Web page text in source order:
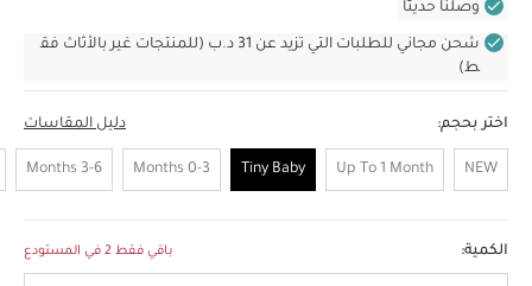
وصلنا حديثًا
شحن مجاني للطلبات التي تزيد عن 31 د.ب (للمنتجات غير بالأثاث فق
ط)
اختر بحجم: دليل المقاسات
NEW
Up To 1 Month
Tiny Baby
0-3 Months
3-6 Months
الكمية: باقي فقط 2 في المستودع